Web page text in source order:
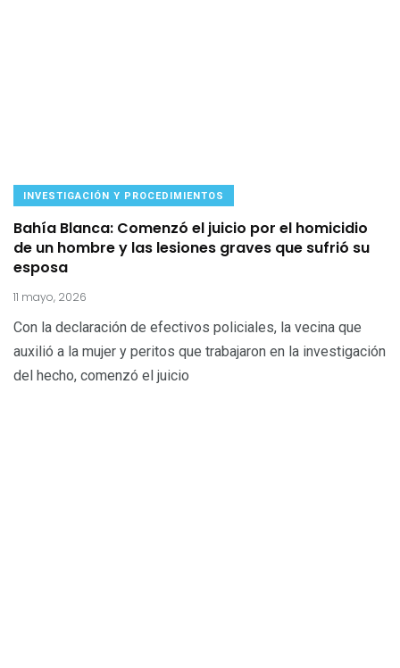
INVESTIGACIÓN Y PROCEDIMIENTOS
Bahía Blanca: Comenzó el juicio por el homicidio
de un hombre y las lesiones graves que sufrió su
esposa
11 mayo, 2026
Con la declaración de efectivos policiales, la vecina que
auxilió a la mujer y peritos que trabajaron en la investigación
del hecho, comenzó el juicio